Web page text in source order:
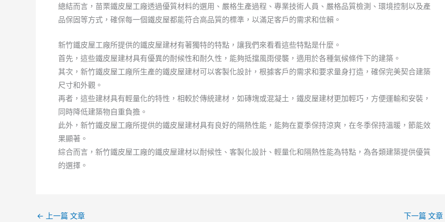
總結而言，苗栗鐵皮屋工廠透過優質材料的選用、嚴格生產過程、專業技術人員、嚴格品質檢測、環境控制以及產
品保固等方式，確保每一個鐵皮屋都能符合高品質的標準，以滿足客戶的需求和信賴。
新竹鐵皮屋工廠所提供的鐵皮屋建材有著獨特的特點，讓我們來看看這些特點是什麼。
首先，這些鐵皮屋建材具有優異的耐候性和耐久性，能夠抵擋風雨侵襲，適用於各種氣候條件下的建築。
其次，新竹鐵皮屋工廠所生產的鐵皮屋建材可以客製化設計，根據客戶的需求和要求量身打造，確保完美契合建築
尺寸和外觀。
再者，這些建材具有輕量化的特性，相較於傳統建材，如磚塊或混凝土，鐵皮屋建材更加輕巧，方便運輸和安裝，
同時降低建築物自重負擔。
此外，新竹鐵皮屋工廠所提供的鐵皮屋建材具有良好的隔熱性能，能夠在夏季保持涼爽，在冬季保持溫暖，節能效
果顯著。
綜合而言，新竹鐵皮屋工廠的鐵皮屋建材以耐候性、客製化設計、輕量化和隔熱性能為特點，為各類建築提供優質
的選擇。
← 上一篇 文章 下一篇 文章